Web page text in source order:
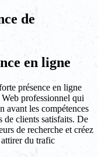
de
en ligne
présence en ligne
professionnel qui
avant les compétences
de clients satisfaits. De
de recherche et créez
du trafic